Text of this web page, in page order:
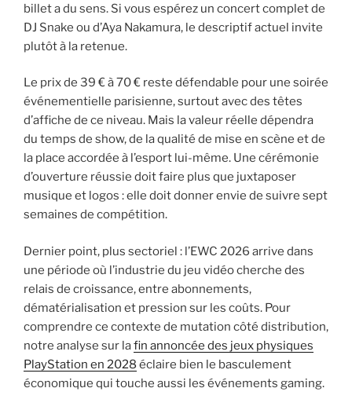
billet a du sens. Si vous espérez un concert complet de
DJ Snake ou d’Aya Nakamura, le descriptif actuel invite
plutôt à la retenue.
Le prix de 39 € à 70 € reste défendable pour une soirée
événementielle parisienne, surtout avec des têtes
d’affiche de ce niveau. Mais la valeur réelle dépendra
du temps de show, de la qualité de mise en scène et de
la place accordée à l’esport lui-même. Une cérémonie
d’ouverture réussie doit faire plus que juxtaposer
musique et logos : elle doit donner envie de suivre sept
semaines de compétition.
Dernier point, plus sectoriel : l’EWC 2026 arrive dans
une période où l’industrie du jeu vidéo cherche des
relais de croissance, entre abonnements,
dématérialisation et pression sur les coûts. Pour
comprendre ce contexte de mutation côté distribution,
notre analyse sur lafin annoncée des jeux physiques
PlayStation en 2028 éclaire bien le basculement
économique qui touche aussi les événements gaming.